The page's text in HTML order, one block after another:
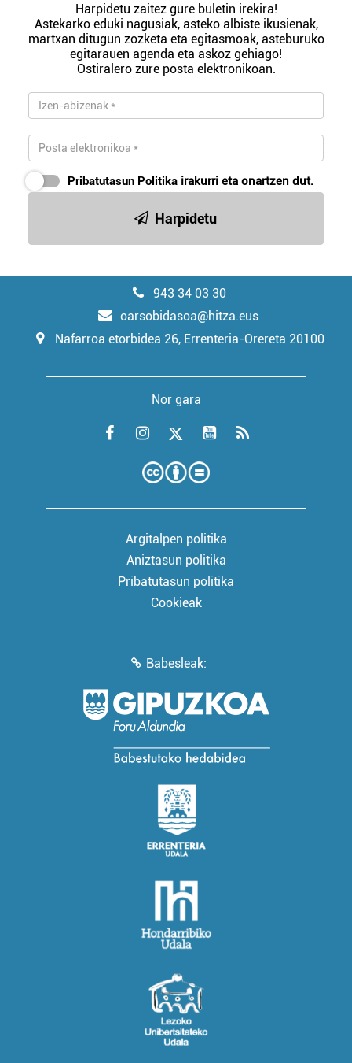
Harpidetu zaitez gure buletin irekira!
Astekarko eduki nagusiak, asteko albiste ikusienak,
martxan ditugun zozketa eta egitasmoak, asteburuko
egitarauen agenda eta askoz gehiago!
Ostiralero zure posta elektronikoan.
Pribatutasun Politika irakurri eta onartzen dut.
Harpidetu
943 34 03 30
oarsobidasoa@hitza.eus
Nafarroa etorbidea 26, Errenteria-Orereta 20100
Nor gara
Argitalpen politika
Aniztasun politika
Pribatutasun politika
Cookieak
Babesleak: